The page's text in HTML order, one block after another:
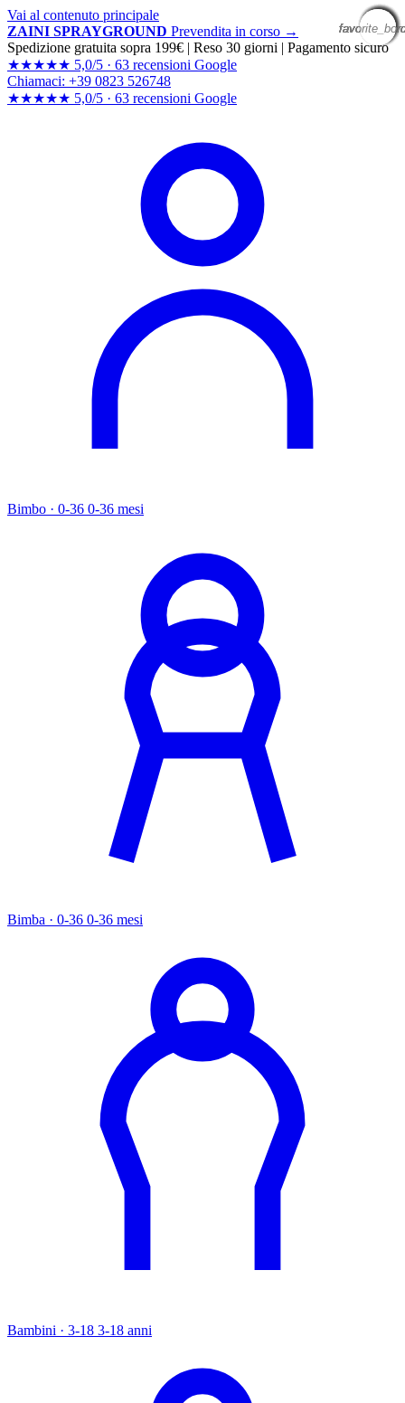
Vai al contenuto principale
ZAINI SPRAYGROUND Prevendita in corso →
Spedizione gratuita sopra 199€ | Reso 30 giorni | Pagamento sicuro
★★★★★ 5,0/5 · 63 recensioni Google
Chiamaci: +39 0823 526748
★★★★★ 5,0/5 · 63 recensioni Google
Bimbo · 0-36 0-36 mesi
Bimba · 0-36 0-36 mesi
Bambini · 3-18 3-18 anni